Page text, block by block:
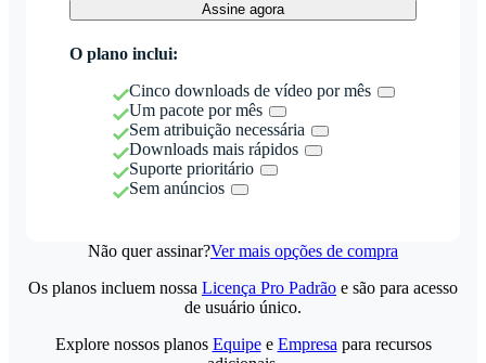
Assine agora
O plano inclui:
Cinco downloads de vídeo por mês
Um pacote por mês
Sem atribuição necessária
Downloads mais rápidos
Suporte prioritário
Sem anúncios
Não quer assinar?Ver mais opções de compra
Os planos incluem nossa Licença Pro Padrão e são para acesso
de usuário único.
Explore nossos planos Equipee Empresa para recursos